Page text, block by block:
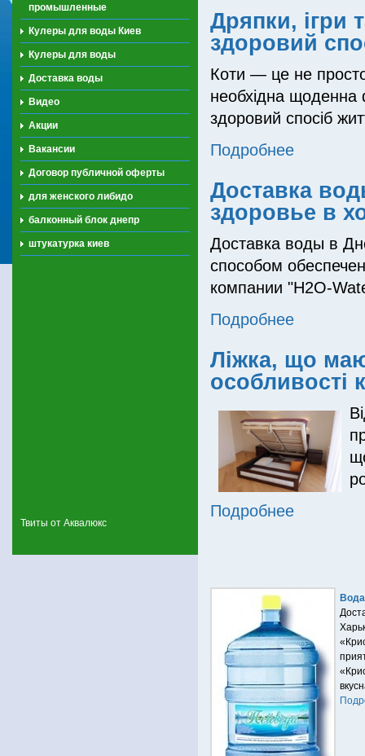
промышленные
Кулеры для воды Киев
Кулеры для воды
Доставка воды
Видео
Акции
Вакансии
Договор публичной оферты
для женского либидо
балконный блок днепр
штукатурка киев
Твиты от Аквалюкс
Дряпки, ігри
здоровий
Коти — це не
необхідна щоденна
здоровий спосіб
Подробнее
Доставка
здоровье в
Доставка воды в
способом
компании "H2O-
Подробнее
Ліжка, що
особливості
Подробнее